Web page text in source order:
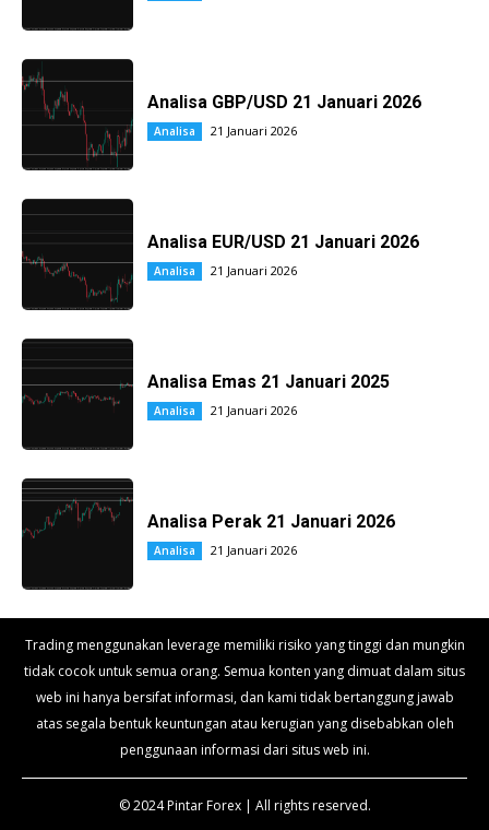
Analisa GBP/USD 21 Januari 2026
Analisa 21 Januari 2026
Analisa EUR/USD 21 Januari 2026
Analisa 21 Januari 2026
Analisa Emas 21 Januari 2025
Analisa 21 Januari 2026
Analisa Perak 21 Januari 2026
Analisa 21 Januari 2026
Trading menggunakan leverage memiliki risiko yang tinggi dan mungkin
tidak cocok untuk semua orang. Semua konten yang dimuat dalam situs
web ini hanya bersifat informasi, dan kami tidak bertanggung jawab
atas segala bentuk keuntungan atau kerugian yang disebabkan oleh
penggunaan informasi dari situs web ini.
© 2024 Pintar Forex | All rights reserved.